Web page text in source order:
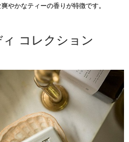
やかなティーの香りが特徴です。
コレクション